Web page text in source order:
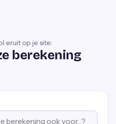
eruit op je site:
berekening